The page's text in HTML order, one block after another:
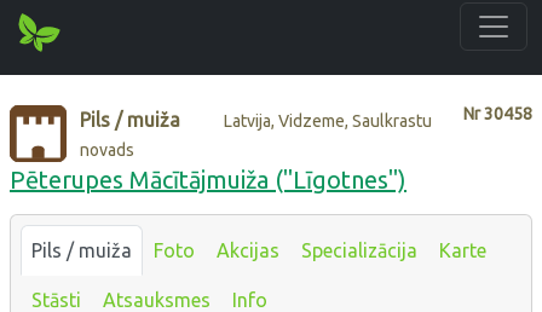
Nr30458
Pils / muiža
Latvija, Vidzeme, Saulkrastu
novads
Pēterupes Mācītājmuiža ("Līgotnes")
Pils / muiža Foto Akcijas Specializācija Karte
Stāsti Atsauksmes Info